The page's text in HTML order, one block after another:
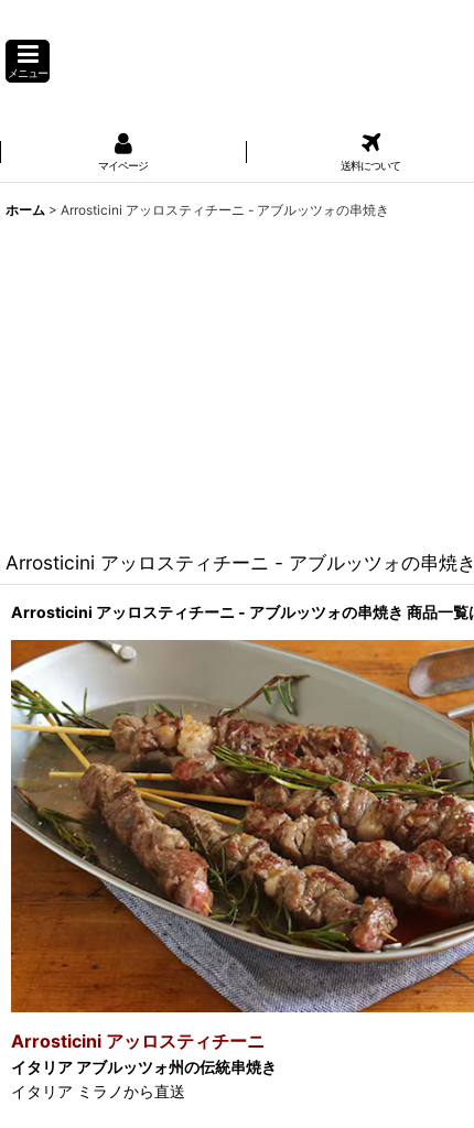
メニュー
マイページ 送料について
ホーム > Arrosticini アッロスティチーニ - アブルッツォの串焼き
Arrosticini アッロスティチーニ - アブルッツォの串焼き
Arrosticini アッロスティチーニ - アブルッツォの串焼き 商品一
Arrosticini アッロスティチーニ
イタリア アブルッツォ州の伝統串焼き
イタリア ミラノから直送